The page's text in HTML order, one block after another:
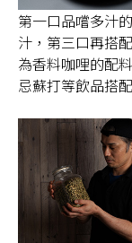
第一口品嚐多汁
汁，第三口再搭
為香料咖哩的配
忌蘇打等飲品搭